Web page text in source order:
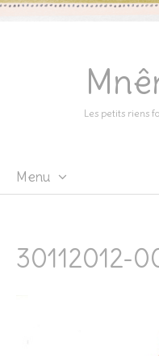
Les petits riens
Menu
30112012-